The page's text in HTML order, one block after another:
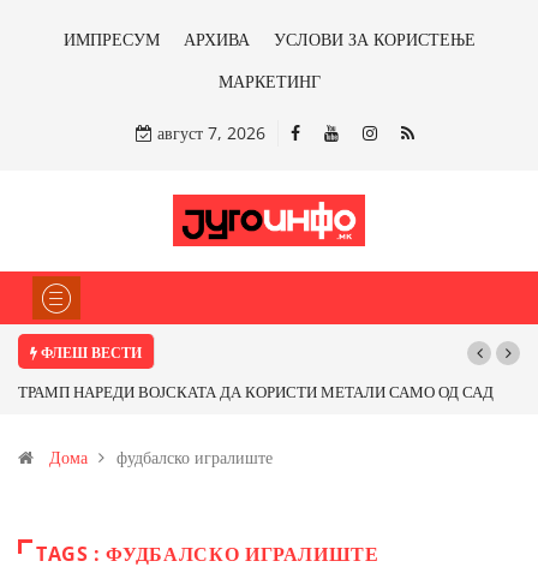
ИМПРЕСУМ АРХИВА
УСЛОВИ ЗА КОРИСТЕЊЕ
МАРКЕТИНГ
август 7, 2026
ФЛЕШ ВЕСТИ
ТРАМП НАРЕДИ ВОЈСКАТА ДА КОРИСТИ МЕТАЛИ САМО ОД САД
Иловица и со антимонот?
Дома фудбалско игралиште
TAGS : ФУДБАЛСКО ИГРАЛИШТЕ